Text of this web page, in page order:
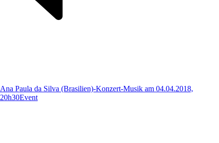
Ana Paula da Silva (Brasilien)-Konzert-Musik am 04.04.2018,
20h30Event